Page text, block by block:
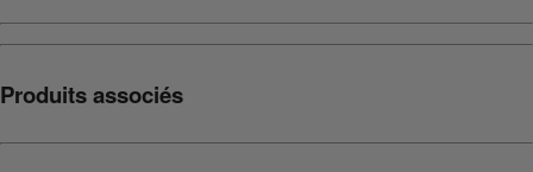
Produits associés